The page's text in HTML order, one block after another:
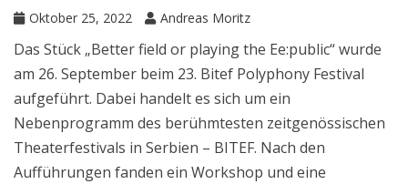
Oktober 25, 2022 Andreas Moritz
Das Stück „Better field or playing the Ee:public“ wurde
am 26. September beim 23. Bitef Polyphony Festival
aufgeführt. Dabei handelt es sich um ein
Nebenprogramm des berühmtesten zeitgenössischen
Theaterfestivals in Serbien – BITEF. Nach den
Aufführungen fanden ein Workshop und eine